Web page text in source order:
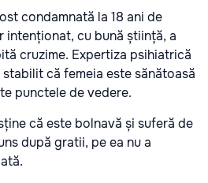
condamnată la 18 ani de
intenționat, cu bună știință, a
cruzime. Expertiza psihiatrică
că femeia este sănătoasă
punctele de vedere.
că este bolnavă și suferă de
după gratii, pe ea nu a